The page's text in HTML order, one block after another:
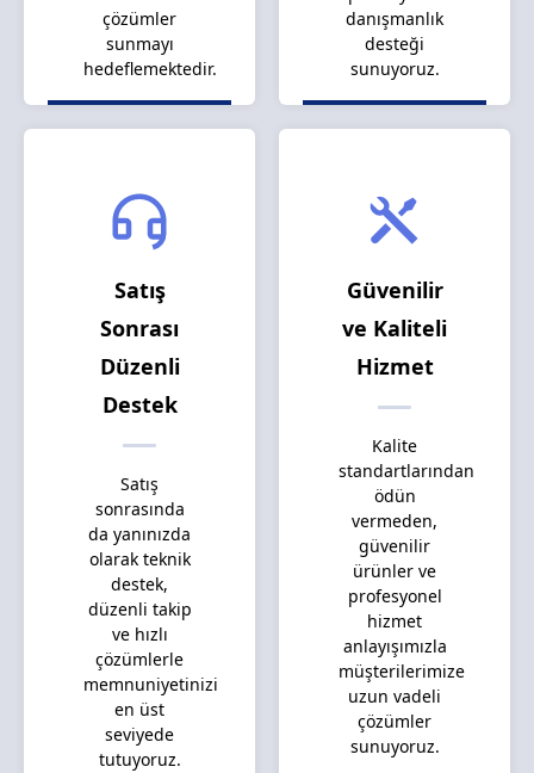
çözümler
sunmayı
hedeflemektedir.
danışmanlık
desteği
sunuyoruz.
Satış
Sonrası
Düzenli
Destek
Satış
sonrasında
da yanınızda
olarak teknik
destek,
düzenli takip
ve hızlı
çözümlerle
memnuniyetinizi
en üst
seviyede
tutuyoruz.
Güvenilir
ve Kaliteli
Hizmet
Kalite
standartlarından
ödün
vermeden,
güvenilir
ürünler ve
profesyonel
hizmet
anlayışımızla
müşterilerimize
uzun vadeli
çözümler
sunuyoruz.